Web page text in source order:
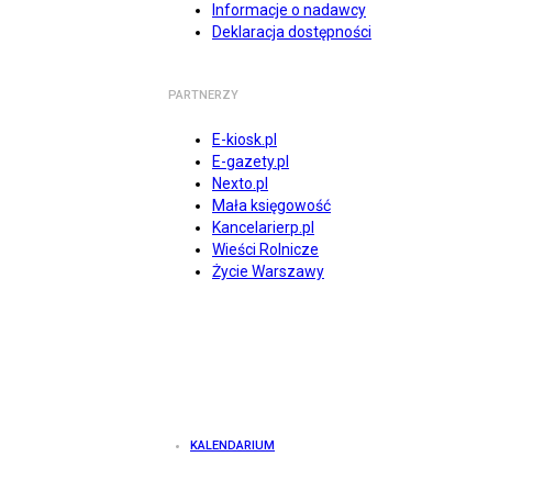
Informacje o nadawcy
Deklaracja dostępności
PARTNERZY
E-kiosk.pl
E-gazety.pl
Nexto.pl
Mała księgowość
Kancelarierp.pl
Wieści Rolnicze
Życie Warszawy
KALENDARIUM